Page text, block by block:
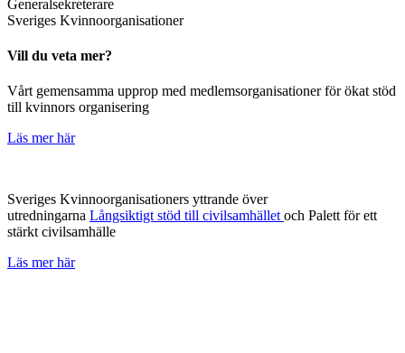
Generalsekreterare
Sveriges Kvinnoorganisationer
Vill du veta mer?
Vårt gemensamma upprop med medlemsorganisationer för ökat stöd
till kvinnors organisering
Läs mer här
Sveriges Kvinnoorganisationers yttrande över
utredningarna Långsiktigt stöd till civilsamhälletoch Palett för ett
stärkt civilsamhälle
Läs mer här